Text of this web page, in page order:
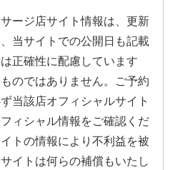
ージ店サイト情報は、更新
当サイトでの公開日も記載
正確性に配慮しています
のではありません。ご予約
当該店オフィシャルサイト
ィシャル情報をご確認くだ
トの情報により不利益を被
イトは何らの補償もいたし